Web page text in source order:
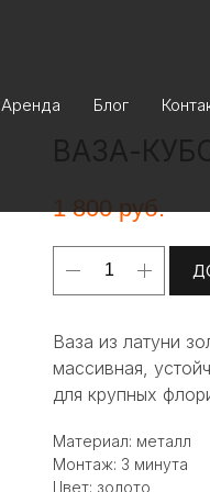
Аренда Блог
1 800 руб.
Ваза из латуни
массивная,
для крупных
Материал: металл
Монтаж: 3 минута
Цвет: золото